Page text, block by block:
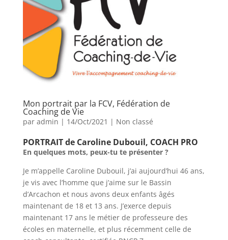
Mon portrait par la FCV, Fédération de
Coaching de Vie
par admin | 14/Oct/2021 | Non classé
PORTRAIT de Caroline Dubouil, COACH PRO
En quelques mots, peux-tu te présenter ?
Je m’appelle Caroline Dubouil, j’ai aujourd’hui 46 ans,
je vis avec l’homme que j’aime sur le Bassin
d’Arcachon et nous avons deux enfants âgés
maintenant de 18 et 13 ans. J’exerce depuis
maintenant 17 ans le métier de professeure des
écoles en maternelle, et plus récemment celle de